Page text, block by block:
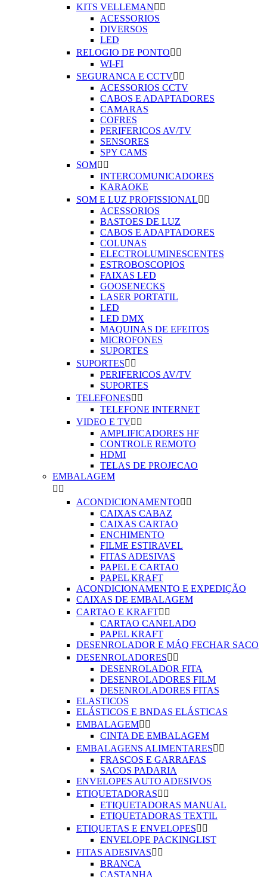
KITS VELLEMAN 
ACESSORIOS
DIVERSOS
LED
RELOGIO DE PONTO 
WI-FI
SEGURANCA E CCTV 
ACESSORIOS CCTV
CABOS E ADAPTADORES
CAMARAS
COFRES
PERIFERICOS AV/TV
SENSORES
SPY CAMS
SOM 
INTERCOMUNICADORES
KARAOKE
SOM E LUZ PROFISSIONAL 
ACESSORIOS
BASTOES DE LUZ
CABOS E ADAPTADORES
COLUNAS
ELECTROLUMINESCENTES
ESTROBOSCOPIOS
FAIXAS LED
GOOSENECKS
LASER PORTATIL
LED
LED DMX
MAQUINAS DE EFEITOS
MICROFONES
SUPORTES
SUPORTES 
PERIFERICOS AV/TV
SUPORTES
TELEFONES 
TELEFONE INTERNET
VIDEO E TV 
AMPLIFICADORES HF
CONTROLE REMOTO
HDMI
TELAS DE PROJECAO
EMBALAGEM
 
ACONDICIONAMENTO 
CAIXAS CABAZ
CAIXAS CARTAO
ENCHIMENTO
FILME ESTIRAVEL
FITAS ADESIVAS
PAPEL E CARTAO
PAPEL KRAFT
ACONDICIONAMENTO E EXPEDIÇÃO
CAIXAS DE EMBALAGEM
CARTAO E KRAFT 
CARTAO CANELADO
PAPEL KRAFT
DESENROLADOR E MÁQ FECHAR SACO
DESENROLADORES 
DESENROLADOR FITA
DESENROLADORES FILM
DESENROLADORES FITAS
ELASTICOS
ELÁSTICOS E BNDAS ELÁSTICAS
EMBALAGEM 
CINTA DE EMBALAGEM
EMBALAGENS ALIMENTARES 
FRASCOS E GARRAFAS
SACOS PADARIA
ENVELOPES AUTO ADESIVOS
ETIQUETADORAS 
ETIQUETADORAS MANUAL
ETIQUETADORAS TEXTIL
ETIQUETAS E ENVELOPES 
ENVELOPE PACKINGLIST
FITAS ADESIVAS 
BRANCA
CASTANHA